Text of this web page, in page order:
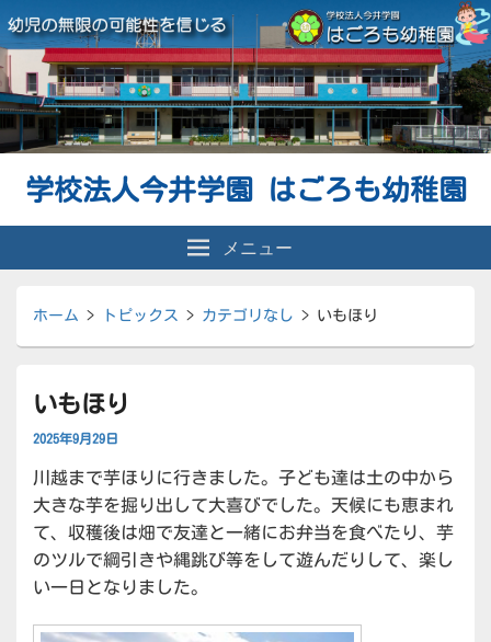
学校法人今井学園 はごろも幼稚園
メニュー
ホーム > トピックス > カテゴリなし > いもほり
いもほり
2025年9月29日
川越まで芋ほりに行きました。子ども達は土の中から
大きな芋を掘り出して大喜びでした。天候にも恵まれ
て、収穫後は畑で友達と一緒にお弁当を食べたり、芋
のツルで綱引きや縄跳び等をして遊んだりして、楽し
い一日となりました。